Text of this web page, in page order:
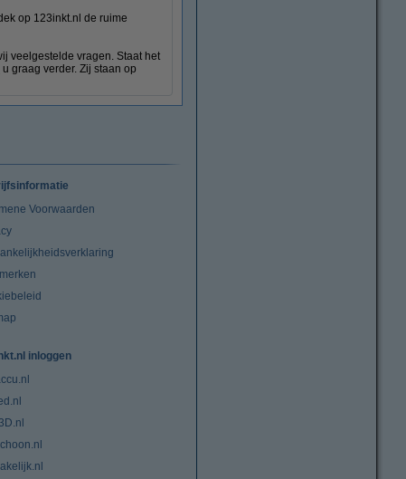
op 123inkt.nl de ruime
veelgestelde vragen. Staat het
u graag verder. Zij staan op
Voorwaarden
inloggen